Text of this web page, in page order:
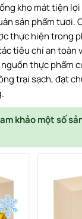
kho mát tiện
sản phẩm tươi.
thực hiện trong
tiêu chí an toàn
thực phẩm
trại sạch, đạt
khảo một số